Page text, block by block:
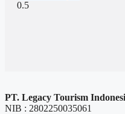
PT. Legacy Tourism
NIB : 2802250035061